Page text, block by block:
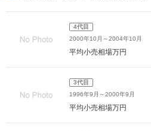
4代目
2000年10月～2004年10月
平均小売相場万円
3代目
1996年9月～2000年9月
平均小売相場万円